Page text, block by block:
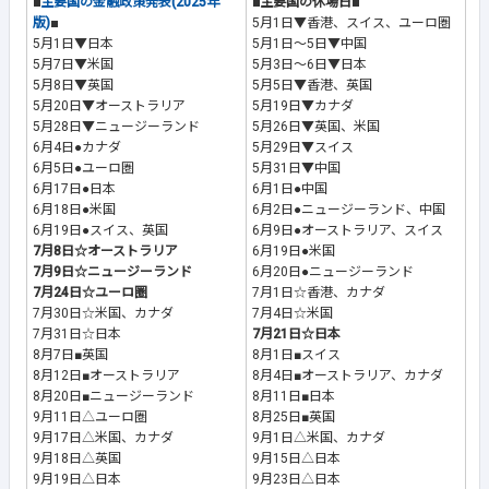
版)■
5月1日▼日本
5月7日▼米国
5月8日▼英国
5月20日▼オーストラリア
5月28日▼ニュージーランド
6月4日●カナダ
6月5日●ユーロ圏
6月17日●日本
6月18日●米国
6月19日●スイス、英国
7月8日☆オーストラリア
7月9日☆ニュージーランド
7月24日☆ユーロ圏
7月30日☆米国、カナダ
7月31日☆日本
8月7日■英国
8月12日■オーストラリア
8月20日■ニュージーランド
9月11日△ユーロ圏
9月17日△米国、カナダ
9月18日△英国
9月19日△日本
5月1日▼香港、スイス、ユーロ圏
5月1日～5日▼中国
5月3日～6日▼日本
5月5日▼香港、英国
5月19日▼カナダ
5月26日▼英国、米国
5月29日▼スイス
5月31日▼中国
6月1日●中国
6月2日●ニュージーランド、中国
6月9日●オーストラリア、スイス
6月19日●米国
6月20日●ニュージーランド
7月1日☆香港、カナダ
7月4日☆米国
7月21日☆日本
8月1日■スイス
8月4日■オーストラリア、カナダ
8月11日■日本
8月25日■英国
9月1日△米国、カナダ
9月15日△日本
9月23日△日本